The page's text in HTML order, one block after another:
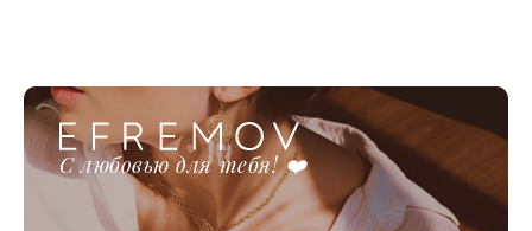
С любовью для тебя! ❤️